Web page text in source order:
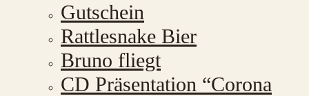
Gutschein
Rattlesnake Bier
Bruno fliegt
CD Präsentation “Corona